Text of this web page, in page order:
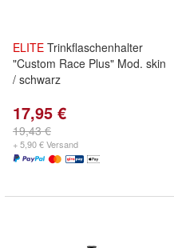
ELITE Trinkflaschenhalter
"Custom Race Plus" Mod. skin
/ schwarz
17,95 €
19,43 €
+ 5,90 € Versand